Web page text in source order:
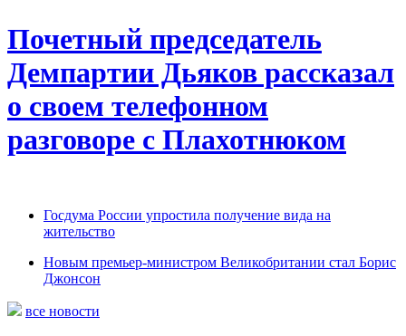
Почетный председатель
Демпартии Дьяков рассказал
о своем телефонном
разговоре с Плахотнюком
Госдума России упростила получение вида на
жительство
Новым премьер-министром Великобритании стал Борис
Джонсон
все новости